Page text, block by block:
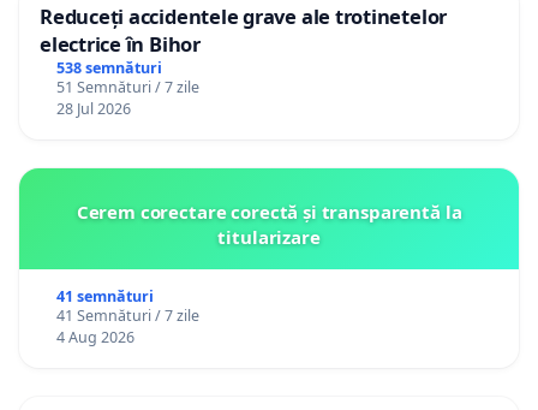
Reduceți accidentele grave ale trotinetelor
electrice în Bihor
538 semnături
51 Semnături / 7 zile
28 Jul 2026
Cerem corectare corectă și transparentă la
titularizare
41 semnături
41 Semnături / 7 zile
4 Aug 2026